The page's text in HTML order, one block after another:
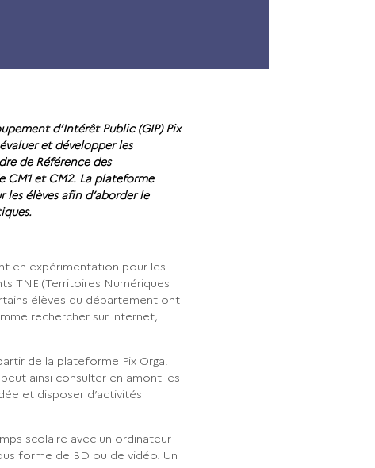
d’Intérêt Public (GIP) Pix
et développer les
de Référence des
CM1 et CM2. La plateforme
élèves afin d’aborder le
en expérimentation pour les
TNE (Territoires Numériques
élèves du département ont
rechercher sur internet,
de la plateforme Pix Orga.
ainsi consulter en amont les
et disposer d’activités
scolaire avec un ordinateur
forme de BD ou de vidéo. Un